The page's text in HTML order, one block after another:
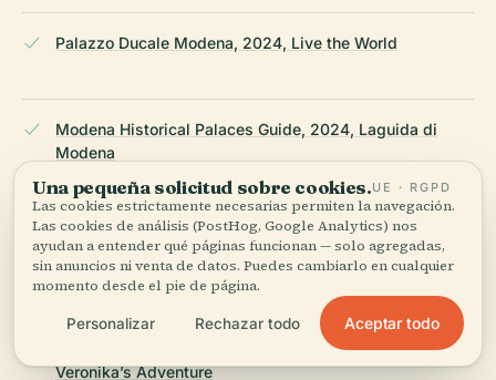
Palazzo Ducale Modena, 2024, Live the World
Modena Historical Palaces Guide, 2024, Laguida di
Modena
Palazzo Ducale di Modena - Visita guidata, 2025,
Modenatur
Guided Tour Inside the Ducal Palace of Modena, 2024,
Veronika’s Adventure
Una pequeña solicitud sobre cookies.UE · RGPD
Las cookies estrictamente necesarias permiten la navegación.
Las cookies de análisis (PostHog, Google Analytics) nos
ayudan a entender qué páginas funcionan — solo agregadas,
sin anuncios ni venta de datos. Puedes cambiarlo en cualquier
momento desde el pie de página.
Personalizar Rechazar todo Aceptar todo